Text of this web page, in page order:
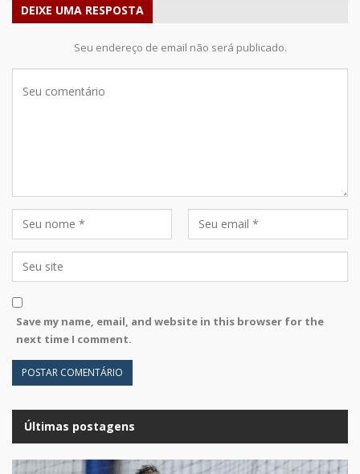
DEIXE UMA RESPOSTA
Seu endereço de email não será publicado.
Save my name, email, and website in this browser for the
next time I comment.
Últimas postagens